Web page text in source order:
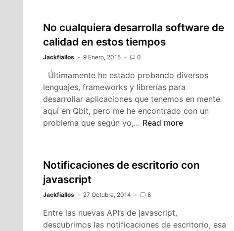
datos
confidenciales
No cualquiera desarrolla software de
calidad en estos tiempos
Jackfiallos 9 Enero, 2015 0
Últimamente he estado probando diversos
lenguajes, frameworks y librerías para
desarrollar aplicaciones que tenemos en mente
aquí en Qbit, pero me he encontrado con un
problema que según yo,… No
de
en
tiempos
Read more
Notificaciones de escritorio con
javascript
Jackfiallos 27 Octubre, 2014 8
Entre las nuevas API’s de javascript,
descubrimos las notificaciones de escritorio, esa